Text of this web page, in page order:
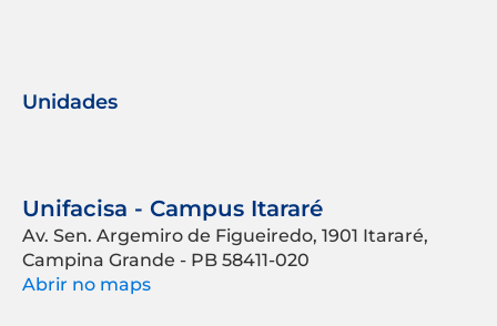
Unidades
Unifacisa - Campus Itararé
Av. Sen. Argemiro de Figueiredo, 1901 Itararé,
Campina Grande - PB 58411-020
Abrir no maps